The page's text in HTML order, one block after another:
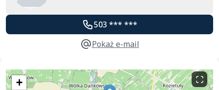
503 *** ***
Pokaż e-mail
+